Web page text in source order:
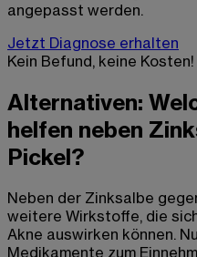
angepasst werden.
Jetzt Diagnose erhalten
Kein Befund, keine Kosten!
Alternativen:
helfen neben
Pickel?
Neben der Zinksalbe
weitere Wirkstoffe, die
Akne auswirken können.
Medikamente zum